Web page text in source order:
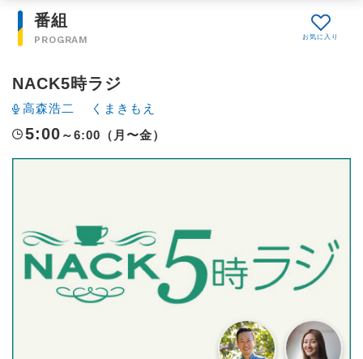
番組
PROGRAM
NACK5時ラジ
高森浩二 くまきもえ
5:00 ～6:00（月〜金）